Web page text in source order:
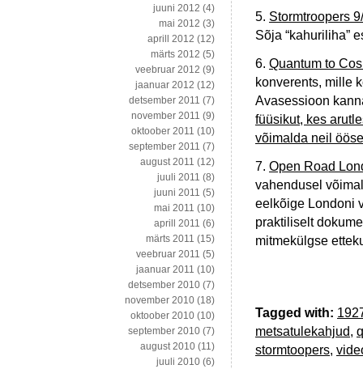
5. Stormtroopers
Sõja “kahuriliha”
6. Quantum to
konverents, mille
Avasessioon
füüsikut, kes
võimalda neil
7. Open Road
vahendusel
eelkõige Londoni
praktiliselt
mitmekülgse
Tagged with:
metsatulekahjud,
stormtoopers,
juuni 2012 (4)
mai 2012 (3)
aprill 2012 (12)
märts 2012 (5)
veebruar 2012 (9)
jaanuar 2012 (12)
detsember 2011 (7)
november 2011 (9)
oktoober 2011 (10)
september 2011 (7)
august 2011 (12)
juuli 2011 (8)
juuni 2011 (5)
mai 2011 (10)
aprill 2011 (6)
märts 2011 (15)
veebruar 2011 (5)
jaanuar 2011 (10)
detsember 2010 (7)
november 2010 (18)
oktoober 2010 (10)
september 2010 (7)
august 2010 (11)
juuli 2010 (6)